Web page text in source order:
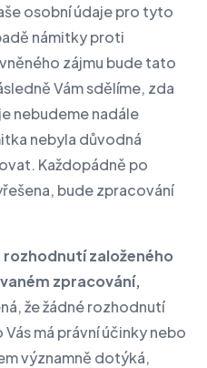
osobní údaje pro tyto
námitky proti
zájmu bude tato
Vám sdělíme, zda
nebudeme nadále
nebyla důvodná
Každopádně po
bude zpracování
založeného
zpracování,
že žádné rozhodnutí
má právní účinky nebo
významně dotýká,